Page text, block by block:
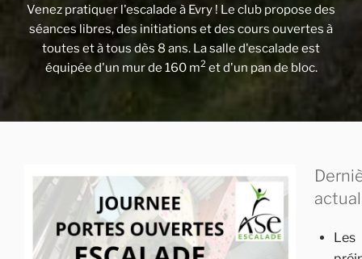
Venez pratiquer l'escalade à Evry ! Le club propose des
séances libres, des initiations et des cours ouvertes à
toutes et à tous dès 8 ans. La salle d'escalade est
équipée d'un mur de 160 m2 et d'un pan de bloc.
Les